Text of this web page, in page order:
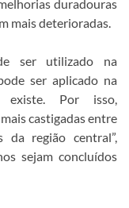
duradouras
mais deterioradas.
ser utilizado na
ser aplicado na
existe. Por isso,
castigadas entre
região central”,
sejam concluídos